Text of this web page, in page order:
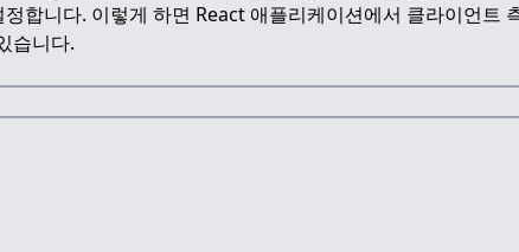
합니다. 이렇게 하면 React 애플리케이션에서 클라이언트
습니다.